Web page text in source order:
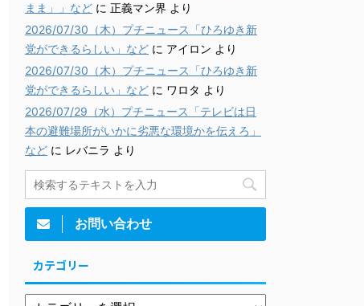
まま」」など に 正義マン界 より
2026/07/30（木）プチニュース「ひろゆき新
党ができるらしい」など に アイロン より
2026/07/30（木）プチニュース「ひろゆき新
党ができるらしい」など に ワロタ より
2026/07/29（水）プチニュース「テレビは日
本の避難場所がいかに劣悪な環境かを伝えろ」
など に レバニラ より
お問い合わせ
カテゴリー